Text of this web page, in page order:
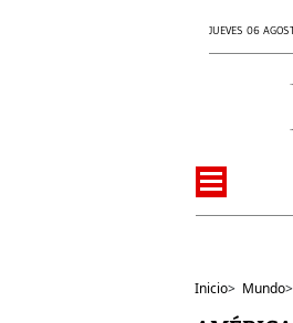
JUEVES 06
Inicio> Mundo>